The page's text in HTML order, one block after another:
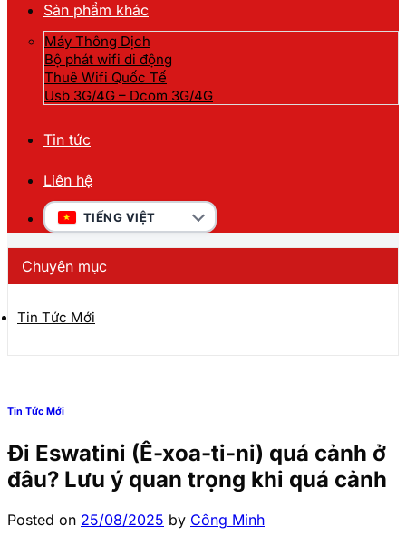
Sản phẩm khác
Máy Thông Dịch
Bộ phát wifi di động
Thuê Wifi Quốc Tế
Usb 3G/4G – Dcom 3G/4G
Tin tức
Liên hệ
TIẾNG VIỆT
Chuyên mục
Tin Tức Mới
Tin Tức Mới
Đi Eswatini (Ê-xoa-ti-ni) quá cảnh ở
đâu? Lưu ý quan trọng khi quá cảnh
Posted on 25/08/2025 by Công Minh